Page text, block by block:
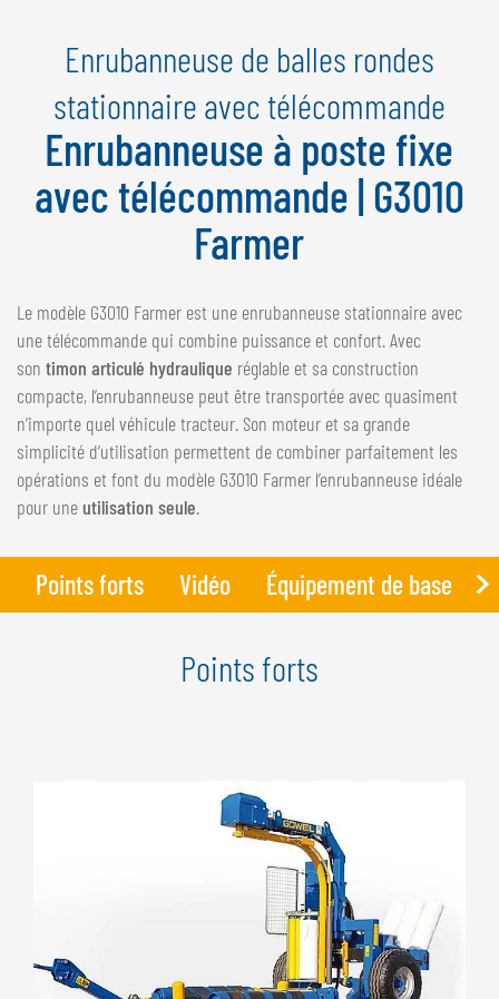
FRANÇAIS
SUISSE
GÖWEIL Schweiz
Enrubanneuse de balles rondes
stationnaire avec télécommande
Enrubanneuse à poste fixe
avec télécommande | G3010
Farmer
Le modèle G3010 Farmer est une enrubanneuse stationnaire avec
une télécommande qui combine puissance et confort. Avec
son timon articulé hydraulique réglable et sa construction
compacte, l’enrubanneuse peut être transportée avec quasiment
n’importe quel véhicule tracteur. Son moteur et sa grande
simplicité d’utilisation permettent de combiner parfaitement les
opérations et font du modèle G3010 Farmer l’enrubanneuse idéale
pour une utilisation seule.
Points forts Vidéo Équipement de base
Points forts